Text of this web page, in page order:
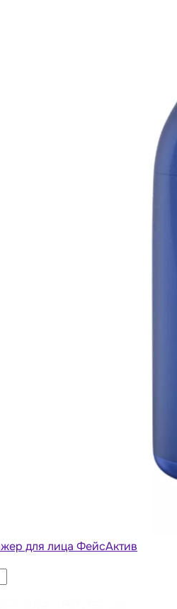
для лица ФейсАктив